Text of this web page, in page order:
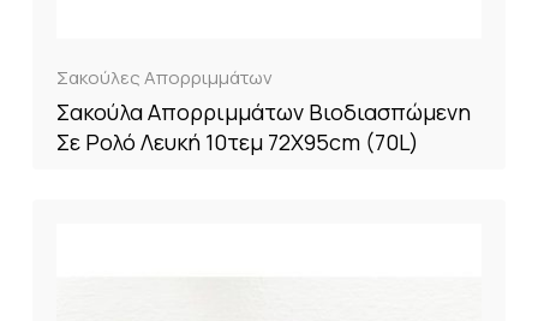
Σακούλες Απορριμμάτων
Σακούλα Απορριμμάτων Βιοδιασπώμενη
Σε Ρολό Λευκή 10τεμ 72X95cm (70L)